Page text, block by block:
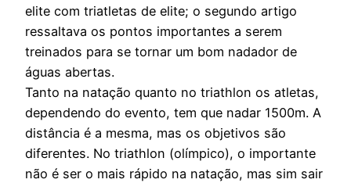
elite com triatletas de elite; o segundo artigo
ressaltava os pontos importantes a serem
treinados para se tornar um bom nadador de
águas abertas.
Tanto na natação quanto no triathlon os atletas,
dependendo do evento, tem que nadar 1500m. A
distância é a mesma, mas os objetivos são
diferentes. No triathlon (olímpico), o importante
não é ser o mais rápido na natação, mas sim sair